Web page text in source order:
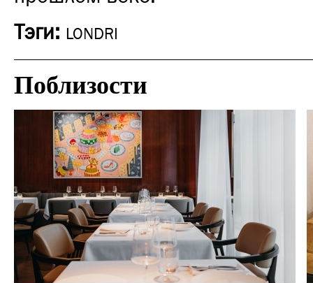
Тэги: LONDRI
Поблизости